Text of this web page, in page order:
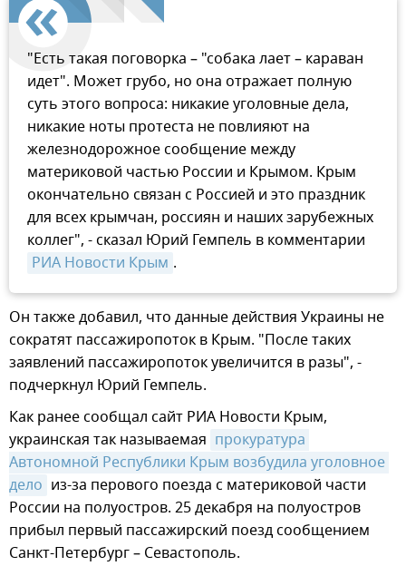
"Есть такая поговорка – "собака лает – караван
идет". Может грубо, но она отражает полную
суть этого вопроса: никакие уголовные дела,
никакие ноты протеста не повлияют на
железнодорожное сообщение между
материковой частью России и Крымом. Крым
окончательно связан с Россией и это праздник
для всех крымчан, россиян и наших зарубежных
коллег", - сказал Юрий Гемпель в комментарии
РИА Новости Крым .
Он также добавил, что данные действия Украины не
сократят пассажиропоток в Крым. "После таких
заявлений пассажиропоток увеличится в разы", -
подчеркнул Юрий Гемпель.
Как ранее сообщал сайт РИА Новости Крым,
украинская так называемая прокуратура
Автономной Республики Крым возбудила уголовное
дело из-за перового поезда с материковой части
России на полуостров. 25 декабря на полуостров
прибыл первый пассажирский поезд сообщением
Санкт-Петербург – Севастополь.